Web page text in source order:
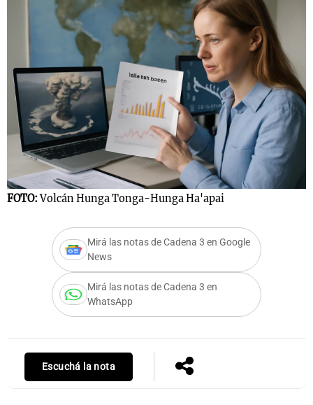
FOTO: Volcán Hunga Tonga-Hunga Ha'apai
Mirá las notas de Cadena 3 en Google
News
Mirá las notas de Cadena 3 en
WhatsApp
Escuchá la nota
Notas
Mundial 2026
Notas
La Sole en
Cadena 3